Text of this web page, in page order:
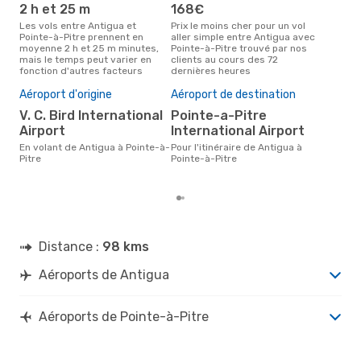
2 h et 25 m
Les vols entre Antigua et
Pointe-à-Pitre prennent en
moyenne 2 h et 25 m minutes,
mais le temps peut varier en
fonction d'autres facteurs
168€
Prix le moins cher pour un vol
aller simple entre Antigua avec
Pointe-à-Pitre trouvé par nos
clients au cours des 72
dernières heures
Aéroport d'origine
V. C. Bird International
Airport
En volant de Antigua à Pointe-à-
Pitre
Aéroport de destination
Pointe-a-Pitre
International Airport
Pour l'itinéraire de Antigua à
Pointe-à-Pitre
Distance : 98 kms
Aéroports de Antigua
Aéroports de Pointe-à-Pitre